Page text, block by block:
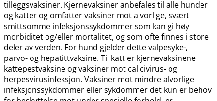
tilleggsvaksiner. Kjernevaksiner anbefales til alle hunder
og katter og omfatter vaksiner mot alvorlige, svært
smittsomme infeksjonssykdommer som kan gi høy
morbiditet og​/​eller mortalitet, og som ofte finnes i store
deler av verden. For hund gjelder dette valpesyke-,
parvo- og hepatittvaksine. Til katt er kjernevaksinene
kattepestvaksine og vaksiner mot calicivirus- og
herpesvirusinfeksjon. Vaksiner mot mindre alvorlige
infeksjonssykdommer eller sykdommer det kun er behov